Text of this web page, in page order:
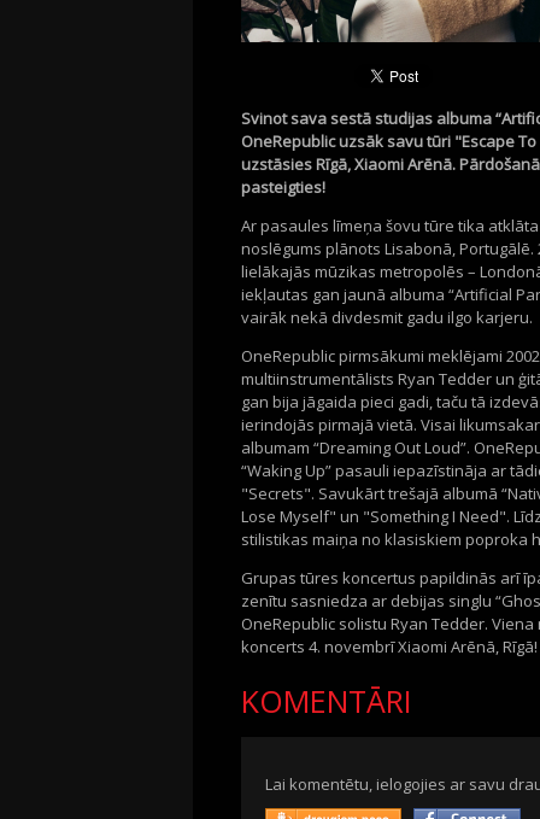
Svinot sava sestā studijas albuma
OneRepublic uzsāk savu tūri "Escape
uzstāsies Rīgā, Xiaomi Arēnā.
pasteigties!
Ar pasaules līmeņa šovu tūre tika
noslēgums plānots Lisabonā,
lielākajās mūzikas metropolēs –
iekļautas gan jaunā albuma “Artificial
vairāk nekā divdesmit gadu ilgo karjeru.
OneRepublic pirmsākumi meklējami
multiinstrumentālists Ryan Tedder un
gan bija jāgaida pieci gadi, taču tā
ierindojās pirmajā vietā. Visai
albumam “Dreaming Out Loud”.
“Waking Up” pasauli iepazīstināja ar
"Secrets". Savukārt trešajā albumā
Lose Myself" un "Something I Need".
stilistikas maiņa no klasiskiem poproka
Grupas tūres koncertus papildinās arī
zenītu sasniedza ar debijas singlu
OneRepublic solistu Ryan Tedder.
koncerts 4. novembrī Xiaomi Arēnā, Rīgā!
KOMENTĀRI
Lai komentētu, ielogojies ar savu